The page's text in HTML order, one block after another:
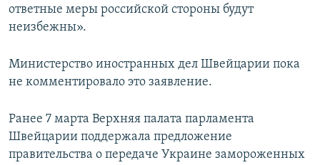
ответные меры российской стороны будут
неизбежны».
Министерство иностранных дел Швейцарии пока
не комментировало это заявление.
Ранее 7 марта Верхняя палата парламента
Швейцарии поддержала предложение
правительства о передаче Украине замороженных